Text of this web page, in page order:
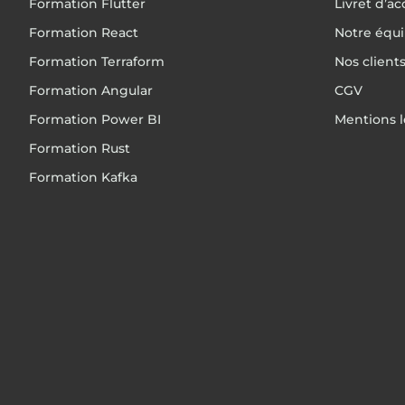
Formation Flutter
Formation React
Formation Terraform
Formation Angular
Formation Power BI
Formation Rust
Formation Kafka
Livret
Notre
Nos clients
CGV
Mentions